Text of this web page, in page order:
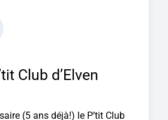
Club d’Elven
(5 ans déjà!) le P’tit Club